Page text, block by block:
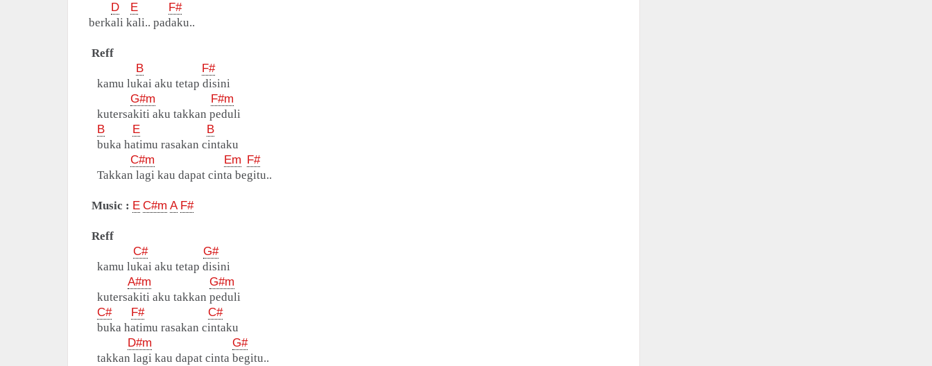
D
E
F#
berkali kali.. padaku..
Reff
B
F#
kamu lukai aku tetap disini
G#m
F#m
kutersakiti aku takkan peduli
B
E
B
buka hatimu rasakan cintaku
C#m
Em F#
Takkan lagi kau dapat cinta begitu..
Music : E C#m A F#
Reff
C#
G#
kamu lukai aku tetap disini
A#m
G#m
kutersakiti aku takkan peduli
C#
F#
C#
buka hatimu rasakan cintaku
D#m
G#
takkan lagi kau dapat cinta begitu..